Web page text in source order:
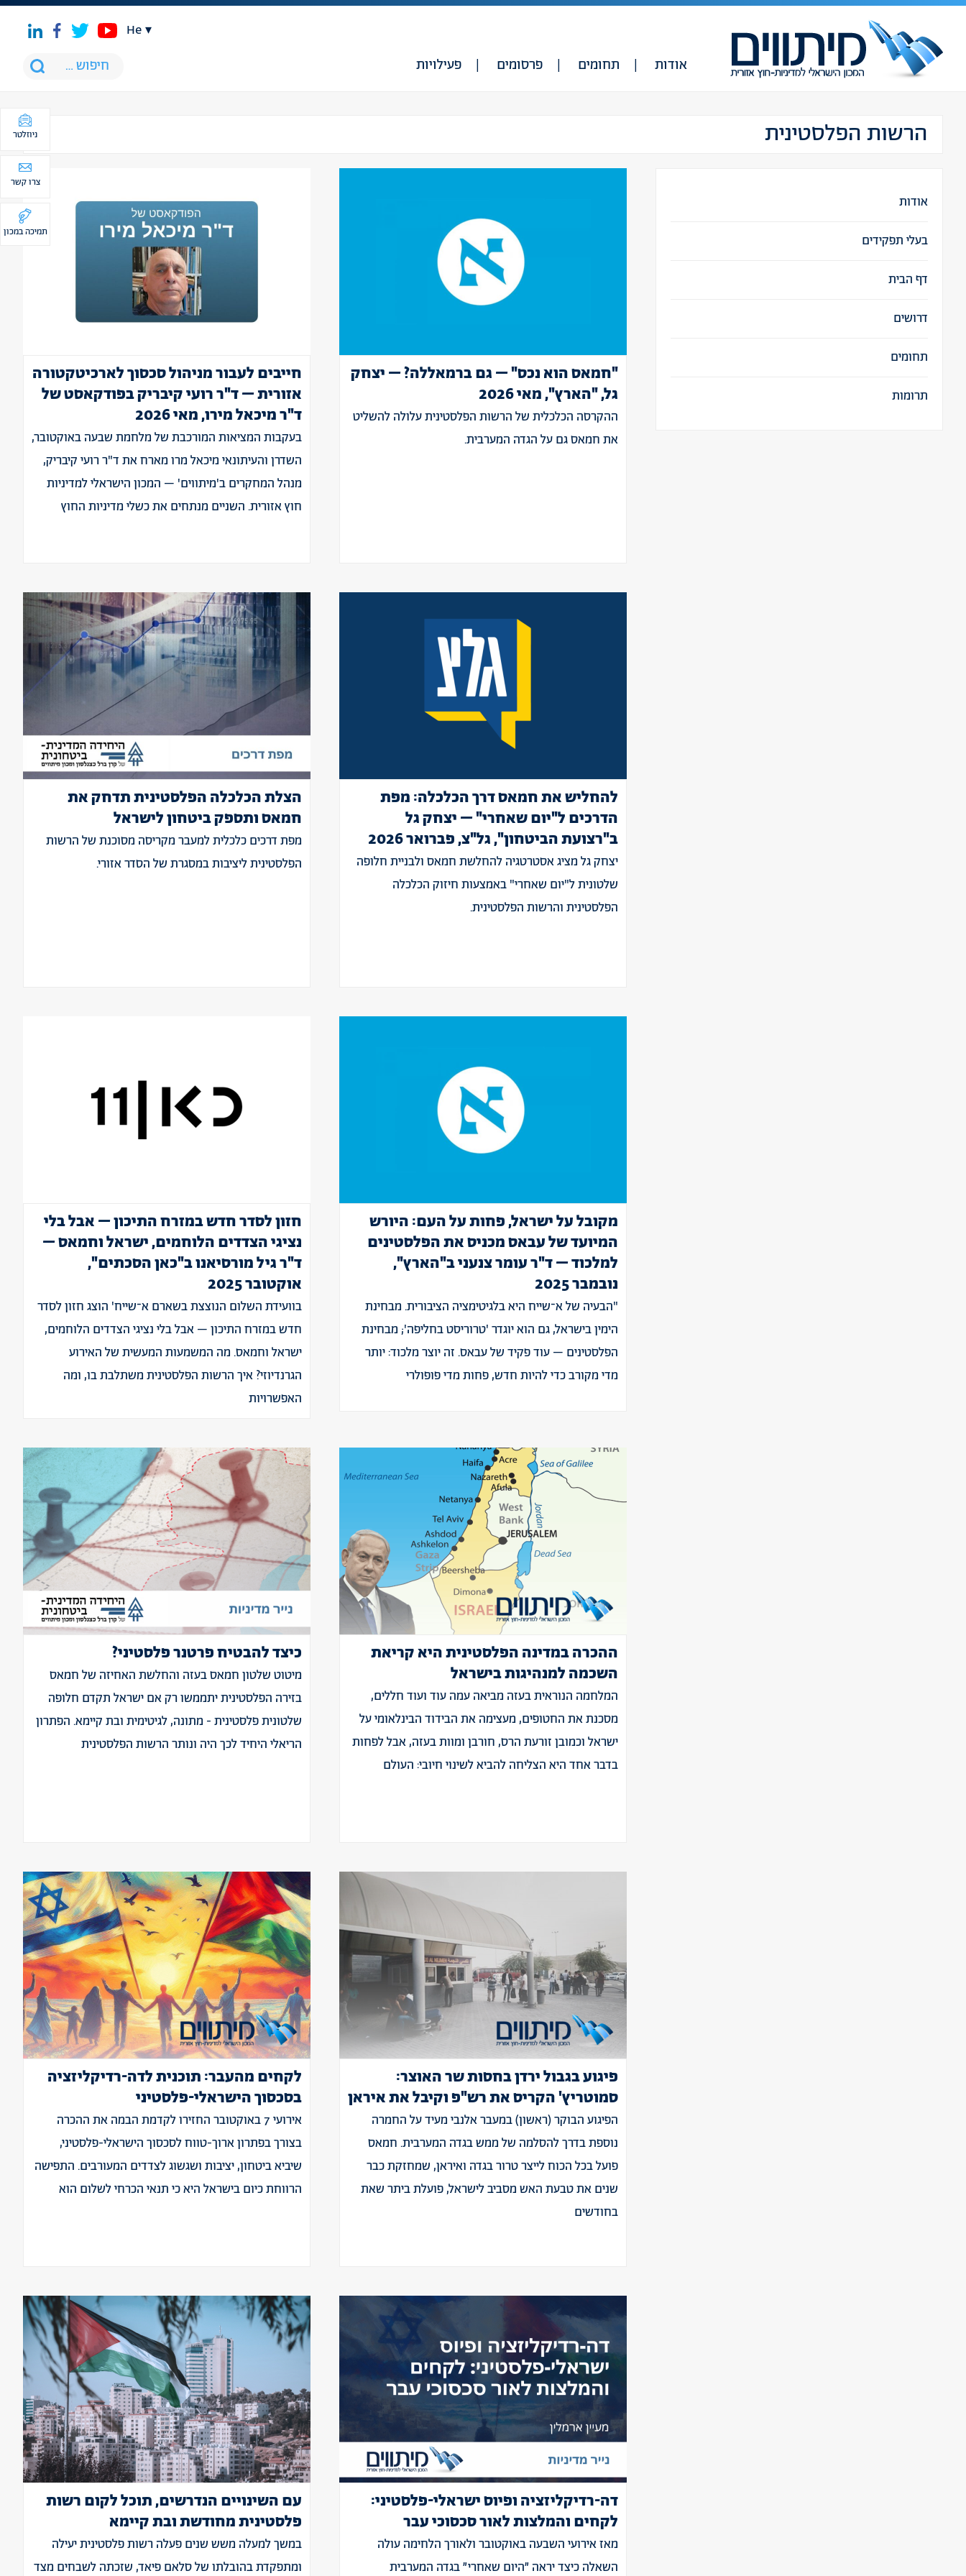
אודות תחומים פרסומים פעילויות
he
הרשות הפלסטינית
"חמאס הוא נכס" – גם ברמאללה? – יצחק
גל, "הארץ", מאי 2026
ההקרסה הכלכלית של הרשות הפלסטינית עלולה להשליט
את חמאס גם על הגדה המערבית.
חייבים לעבור מניהול סכסוך לארכיטקטורה
אזורית – ד"ר רועי קיבריק בפודקאסט של
ד"ר מיכאל מירו, מאי 2026
בעקבות המציאות המורכבת של מלחמת שבעה באוקטובר,
השדרן והעיתונאי מיכאל מרו מארח את ד"ר רועי קיבריק,
מנהל המחקרים ב'מיתווים' – המכון הישראלי למדיניות
חוץ אזורית. השניים מנתחים את כשלי מדיניות החוץ
להחליש את חמאס דרך הכלכלה: מפת
הדרכים ל"יום שאחרי" – יצחק גל
ב"רצועת הביטחון", גל"צ, פברואר 2026
יצחק גל מציג אסטרטגיה להחלשת חמאס ולבניית חלופה
שלטונית ל"יום שאחרי" באמצעות חיזוק הכלכלה
הפלסטינית והרשות הפלסטינית.
הצלת הכלכלה הפלסטינית תדחק את
חמאס ותספק ביטחון לישראל
מפת דרכים כלכלית למעבר מקריסה מסוכנת של הרשות
הפלסטינית ליציבות במסגרת של הסדר אזורי.
מקובל על ישראל, פחות על העם: היורש
המיועד של עבאס מכניס את הפלסטינים
למלכוד – ד"ר עומר צנעני ב"הארץ",
נובמבר 2025
"הבעיה של א־שייח היא בלגיטימציה הציבורית. מבחינת
הימין בישראל, גם הוא יוגדר 'טרוריסט בחליפה'; מבחינת
הפלסטינים – עוד פקיד של עבאס. זה יוצר מלכוד: יותר
מדי מקורב כדי להיות חדש, פחות מדי פופולרי
חזון לסדר חדש במזרח התיכון – אבל בלי
נציגי הצדדים הלוחמים, ישראל וחמאס –
ד"ר גיל מורסיאנו ב"כאן הסכתים",
אוקטובר 2025
בוועידת השלום הנוצצת בשארם א־שייח' הוצג חזון לסדר
חדש במזרח התיכון – אבל בלי נציגי הצדדים הלוחמים,
ישראל וחמאס. מה המשמעות המעשית של האירוע
הגרנדיוזי? איך הרשות הפלסטינית משתלבת בו, ומה
האפשרויות
ההכרה במדינה הפלסטינית היא קריאת
השכמה למנהיגות בישראל
המלחמה הנוראית בעזה מביאה עמה עוד ועוד חללים,
מסכנת את החטופים, מעצימה את הבידוד הבינלאומי על
ישראל וכמובן זורעת הרס, חורבן ומוות בעזה, אבל לפחות
בדבר אחד היא הצליחה להביא לשינוי חיובי: העולם
‫כיצד‬ ‫להבטיח‬ ‫פרטנר‬ ‫פלסטיני?‬
מיטוט שלטון חמאס בעזה והחלשת האחיזה של חמאס
בזירה הפלסטינית יתממשו רק אם ישראל תקדם חלופה
שלטונית פלסטינית - מתונה, לגיטימית ובת קיימא. הפתרון
הריאלי היחיד לכך היה ונותר הרשות הפלסטינית
פיגוע בגבול ירדן בחסות שר האוצר:
סמוטריץ' הקריס את רש"פ וקיבל את איראן
הפיגוע הבוקר (ראשון) במעבר אלנבי מעיד על החמרה
נוספת בדרך להסלמה של ממש בגדה המערבית. חמאס
פועל בכל הכוח לייצר טרור בגדה ואיראן, שמחזקת כבר
שנים את טבעת האש מסביב לישראל, פועלת ביתר שאת
בחודשים
לקחים מהעבר: תוכנית לדה-רדיקליזציה
בסכסוך הישראלי-פלסטיני
אירועי 7 באוקטובר החזירו לקדמת הבמה את ההכרה
בצורך בפתרון ארוך-טווח לסכסוך הישראלי-פלסטיני,
שיביא ביטחון, יציבות ושגשוג לצדדים המעורבים. התפישה
הרווחת כיום בישראל היא כי תנאי הכרחי לשלום הוא
דה-רדיקליזציה ופיוס ישראלי-פלסטיני:
לקחים והמלצות לאור סכסוכי עבר
מאז אירועי השבעה באוקטובר ולאורך הלחימה עולה
השאלה כיצד יראה ״היום שאחרי״ בגדה המערבית
עם השינויים הנדרשים, תוכל לקום רשות
פלסטינית מחודשת ובת קיימא
במשך למעלה משש שנים פעלה רשות פלסטינית יעילה
ומתפקדת בהובלתו של סלאם פיאד, שזכתה לשבחים מצד
אודות
בעלי תפקידים
דף הבית
דרושים
תחומים
תרומות
ניוזלטר
צרו קשר
תמיכה במכון